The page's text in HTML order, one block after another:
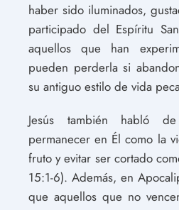
haber sido iluminados,
participado del Espíritu
aquellos que han
pueden perderla si
su antiguo estilo de vida
Jesús también habló
permanecer en Él como la
fruto y evitar ser cortado
15:1-6). Además, en
que aquellos que no